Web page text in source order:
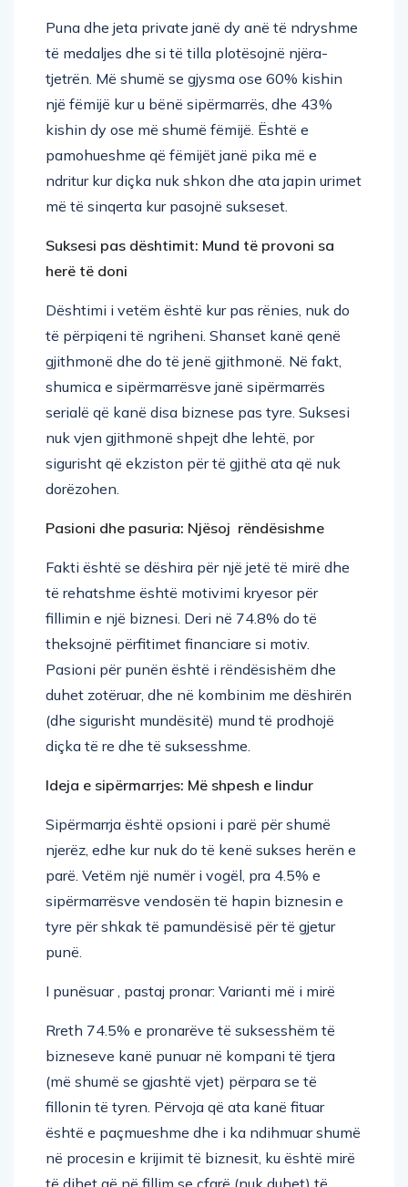
Puna dhe jeta private janë dy anë të ndryshme
të medaljes dhe si të tilla plotësojnë njëra-
tjetrën. Më shumë se gjysma ose 60% kishin
një fëmijë kur u bënë sipërmarrës, dhe 43%
kishin dy ose më shumë fëmijë. Është e
pamohueshme që fëmijët janë pika më e
ndritur kur diçka nuk shkon dhe ata japin urimet
më të sinqerta kur pasojnë sukseset.
Suksesi pas dështimit: Mund të provoni sa
herë të doni
Dështimi i vetëm është kur pas rënies, nuk do
të përpiqeni të ngriheni. Shanset kanë qenë
gjithmonë dhe do të jenë gjithmonë. Në fakt,
shumica e sipërmarrësve janë sipërmarrës
serialë që kanë disa biznese pas tyre. Suksesi
nuk vjen gjithmonë shpejt dhe lehtë, por
sigurisht që ekziston për të gjithë ata që nuk
dorëzohen.
Pasioni dhe pasuria: Njësoj rëndësishme
Fakti është se dëshira për një jetë të mirë dhe
të rehatshme është motivimi kryesor për
fillimin e një biznesi. Deri në 74.8% do të
theksojnë përfitimet financiare si motiv.
Pasioni për punën është i rëndësishëm dhe
duhet zotëruar, dhe në kombinim me dëshirën
(dhe sigurisht mundësitë) mund të prodhojë
diçka të re dhe të suksesshme.
Ideja e sipërmarrjes: Më shpesh e lindur
Sipërmarrja është opsioni i parë për shumë
njerëz, edhe kur nuk do të kenë sukses herën e
parë. Vetëm një numër i vogël, pra 4.5% e
sipërmarrësve vendosën të hapin biznesin e
tyre për shkak të pamundësisë për të gjetur
punë.
I punësuar , pastaj pronar: Varianti më i mirë
Rreth 74.5% e pronarëve të suksesshëm të
bizneseve kanë punuar në kompani të tjera
(më shumë se gjashtë vjet) përpara se të
fillonin të tyren. Përvoja që ata kanë fituar
është e paçmueshme dhe i ka ndihmuar shumë
në procesin e krijimit të biznesit, ku është mirë
të dihet që në fillim se çfarë (nuk duhet) të